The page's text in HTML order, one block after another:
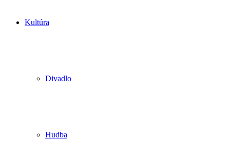
Kultúra
Divadlo
Hudba